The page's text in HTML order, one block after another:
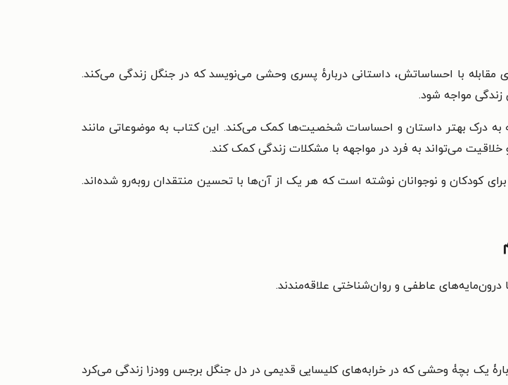
با احساساتش، داستانی دربارهٔ پسری وحشی می‌نویسد که در جنگل زندگی می‌کند.
زندگی مواجه شود.
به درک بهتر داستان و احساسات شخصیت‌ها کمک می‌کند. این کتاب به موضوعاتی مانند
می‌تواند به فرد در مواجهه با مشکلات زندگی کمک کند.
بریتانیایی متولد ۱۵ مه ۱۹۵۱، از سال ۱۹۹۸ چندین رمان برای کودکان و نوجوانان نوشته است که هر یک از آن‌ها با تحسین منتقدان روبه‌رو شده‌اند.
عاطفی و روان‌شناختی علاقه‌مندند.
«شاید باور نکنید ولی واقعیت دارد. من داستانی نوشتم به اسم «وحشی» دربارۀ یک بچۀ وحشی که در خرابه‌های کلیسایی قدیمی در دل جنگل برجس وودز۱ زندگی می‌کرد